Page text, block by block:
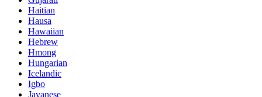
Haitian
Hausa
Hawaiian
Hebrew
Hmong
Hungarian
Icelandic
Igbo
Javanese